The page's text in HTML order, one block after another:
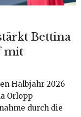
Bettina
mit
Halbjahr 2026
Orlopp
durch die